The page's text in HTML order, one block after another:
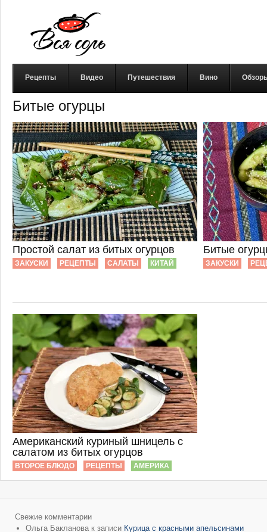
Рецепты Видео Путешествия Вино
Битые огурцы
Простой салат из битых огурцов
ЗАКУСКИ РЕЦЕПТЫ САЛАТЫ КИТАЙ
Битые
ЗАКУСКИ
Американский куриный шницель с
салатом из битых огурцов
ВТОРОЕ БЛЮДО РЕЦЕПТЫ АМЕРИКА
Свежие комментарии
Ольга Бакланова к записи Курица с красными апельсинами